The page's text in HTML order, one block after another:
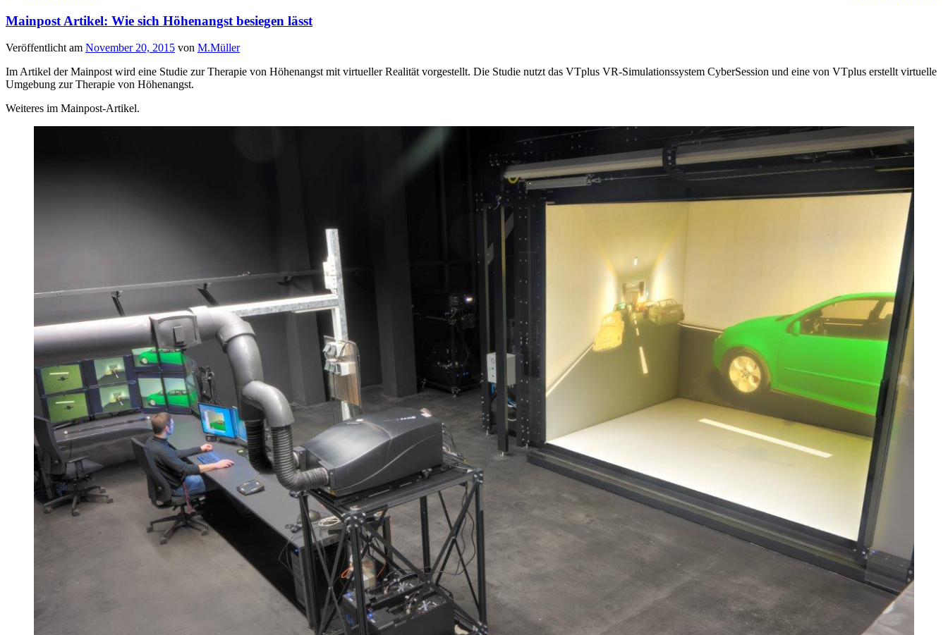
Mainpost Artikel: Wie sich Höhenangst besiegen lässt
Veröffentlicht am November 20, 2015 von M.Müller
Im Artikel der Mainpost wird eine Studie zur Therapie von Höhenangst mit virtueller Realität vorgestellt. Die Studie nutzt das VTplus VR-Simulationssystem CyberSession und eine von VTplus erstellt virtuelle
Umgebung zur Therapie von Höhenangst.
Weiteres im Mainpost-Artikel.